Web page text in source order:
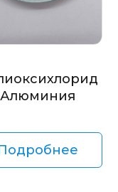
Алюминия